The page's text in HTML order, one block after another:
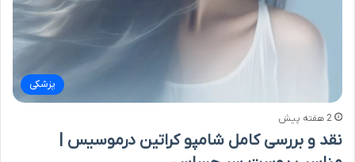
پزشکی
2 هفته پیش
نقد و بررسی کامل شامپو کراتین درموسیس |